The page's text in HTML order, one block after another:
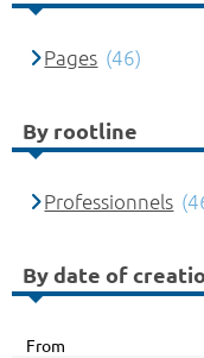
Pages (46)
By rootline
Professionnels
By date of
From